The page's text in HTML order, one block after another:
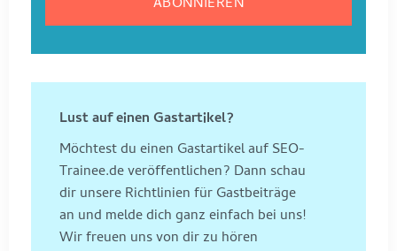
Lust auf einen Gastartikel?
Möchtest du einen Gastartikel auf SEO-
Trainee.de veröffentlichen? Dann schau
dir unsere Richtlinien für Gastbeiträge
an und melde dich ganz einfach bei uns!
Wir freuen uns von dir zu hören